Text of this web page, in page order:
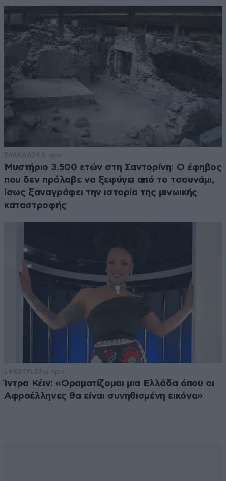
ΕΛΛΑΔΑ24 λ. πριν
Μυστήριο 3.500 ετών στη Σαντορίνη: Ο έφηβος
που δεν πρόλαβε να ξεφύγει από το τσουνάμι,
ίσως ξαναγράφει την ιστορία της μινωικής
καταστροφής
LIFESTYLE3 ω. πριν
Ίντρα Κέιν: «Οραματίζομαι μια Ελλάδα όπου οι
Αφροέλληνες θα είναι συνηθισμένη εικόνα»